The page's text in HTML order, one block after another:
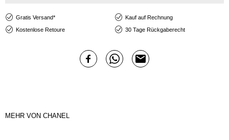
Gratis Versand*
Kauf auf Rechnung
Kostenlose Retoure
30 Tage Rückgaberecht
MEHR VON CHANEL